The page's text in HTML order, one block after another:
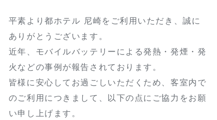
平素より都ホテル 尼崎をご利用いただき、誠に
ありがとうございます。
近年、モバイルバッテリーによる発熱・発煙・発
火などの事例が報告されております。
皆様に安心してお過ごしいただくため、客室内で
のご利用につきまして、以下の点にご協力をお願
い申し上げます。